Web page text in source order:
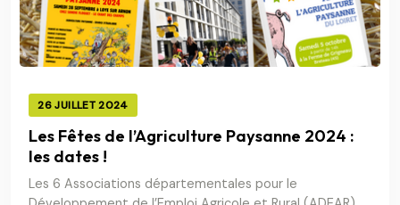
26 JUILLET 2024
Les Fêtes de l’Agriculture Paysanne 2024 :
les dates !
Les 6 Associations départementales pour le